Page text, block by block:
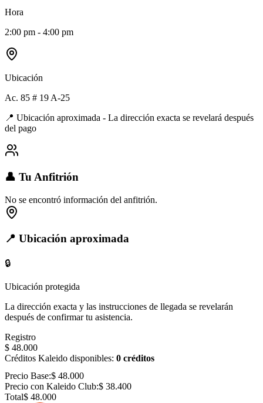
Hora
2:00 pm - 4:00 pm
Ubicación
Ac. 85 # 19 A-25
📍 Ubicación aproximada - La dirección exacta se revelará después
del pago
👤 Tu Anfitrión
No se encontró información del anfitrión.
📍 Ubicación aproximada
🔒
Ubicación protegida
La dirección exacta y las instrucciones de llegada se revelarán
después de confirmar tu asistencia.
Registro
$ 48.000
Créditos Kaleido disponibles: 0 créditos
Precio Base:$ 48.000
Precio con Kaleido Club:$ 38.400
Total$ 48.000